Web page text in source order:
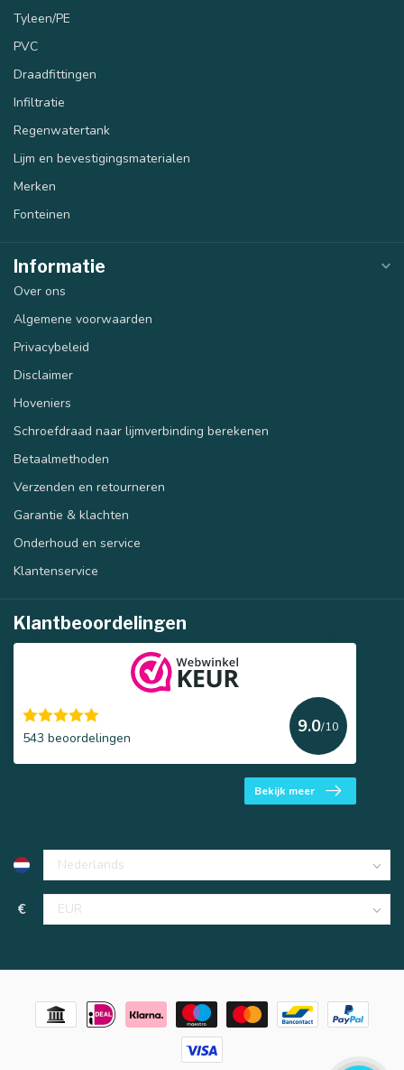
Tyleen/PE
PVC
Draadfittingen
Infiltratie
Regenwatertank
Lijm en bevestigingsmaterialen
Merken
Fonteinen
Informatie
Over ons
Algemene voorwaarden
Privacybeleid
Disclaimer
Hoveniers
Schroefdraad naar lijmverbinding berekenen
Betaalmethoden
Verzenden en retourneren
Garantie & klachten
Onderhoud en service
Klantenservice
Klantbeoordelingen
543 beoordelingen
9.0/10
Bekijk meer
€